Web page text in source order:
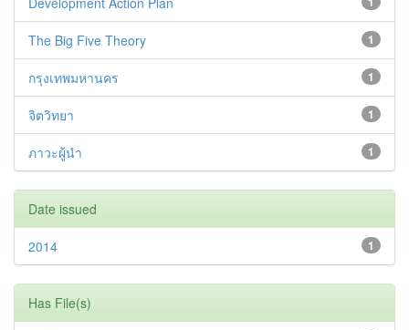
1
The Big Five Theory
1
กรุงเทพมหานคร
1
จิตวิทยา
1
ภาวะผู้นำ
Date issued
1
2014
Has File(s)